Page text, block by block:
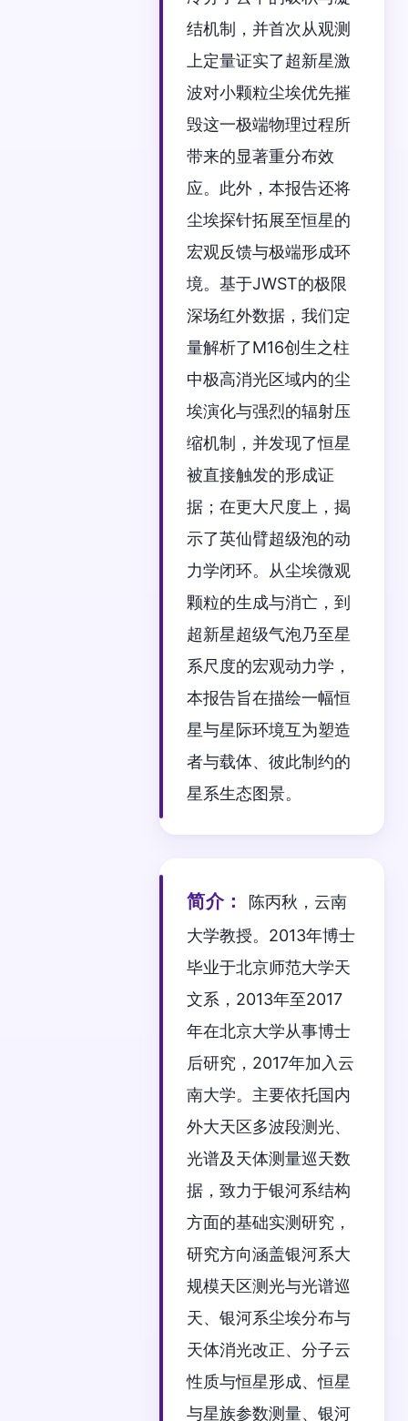
结机制，并首次从观测
上定量证实了超新星激
波对小颗粒尘埃优先摧
毁这一极端物理过程所
带来的显著重分布效
应。此外，本报告还将
尘埃探针拓展至恒星的
宏观反馈与极端形成环
境。基于JWST的极限
深场红外数据，我们定
量解析了M16创生之柱
中极高消光区域内的尘
埃演化与强烈的辐射压
缩机制，并发现了恒星
被直接触发的形成证
据；在更大尺度上，揭
示了英仙臂超级泡的动
力学闭环。从尘埃微观
颗粒的生成与消亡，到
超新星超级气泡乃至星
系尺度的宏观动力学，
本报告旨在描绘一幅恒
星与星际环境互为塑造
者与载体、彼此制约的
星系生态图景。
简介：
陈丙秋，云南
大学教授。2013年博士
毕业于北京师范大学天
文系，2013年至2017
年在北京大学从事博士
后研究，2017年加入云
南大学。主要依托国内
外大天区多波段测光、
光谱及天体测量巡天数
据，致力于银河系结构
方面的基础实测研究，
研究方向涵盖银河系大
规模天区测光与光谱巡
天、银河系尘埃分布与
天体消光改正、分子云
性质与恒星形成、恒星
与星族参数测量、银河